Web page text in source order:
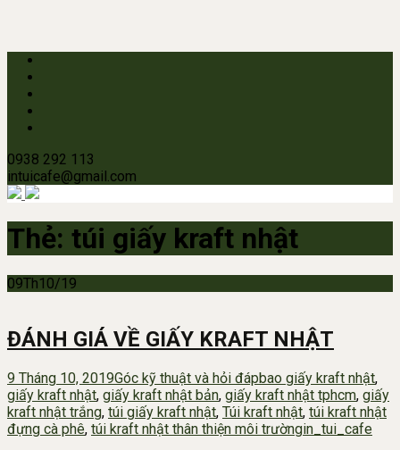
0938 292 113
intuicafe@gmail.com
Thẻ: túi giấy kraft nhật
09Th10/19
ĐÁNH GIÁ VỀ GIẤY KRAFT NHẬT
9 Tháng 10, 2019Góc kỹ thuật và hỏi đápbao giấy kraft nhật,
giấy kraft nhật, giấy kraft nhật bản, giấy kraft nhật tphcm, giấy
kraft nhật trắng, túi giấy kraft nhật, Túi kraft nhật, túi kraft nhật
đựng cà phê, túi kraft nhật thân thiện môi trườngin_tui_cafe